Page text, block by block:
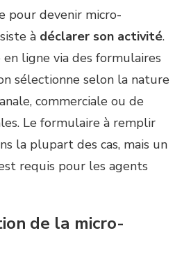
pour devenir micro-
à déclarer son activité.
ligne via des formulaires
sélectionne selon la nature
commerciale ou de
Le formulaire à remplir
la plupart des cas, mais un
requis pour les agents
de la micro-